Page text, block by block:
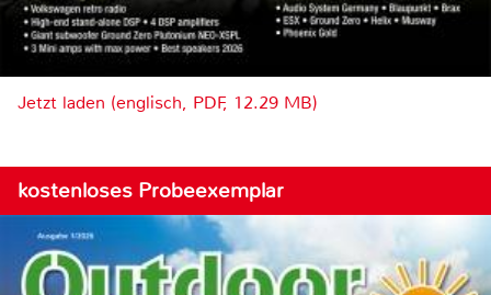
Jetzt laden (englisch, PDF, 12.29 MB)
kostenloses Probeexemplar